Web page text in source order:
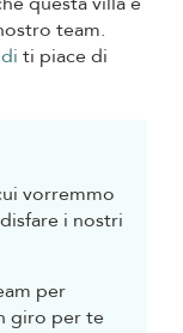
team.
ti piace di
vorremmo
i nostri
per
giro per te